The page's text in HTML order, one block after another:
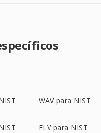
WAV para NIST
FLV para NIST